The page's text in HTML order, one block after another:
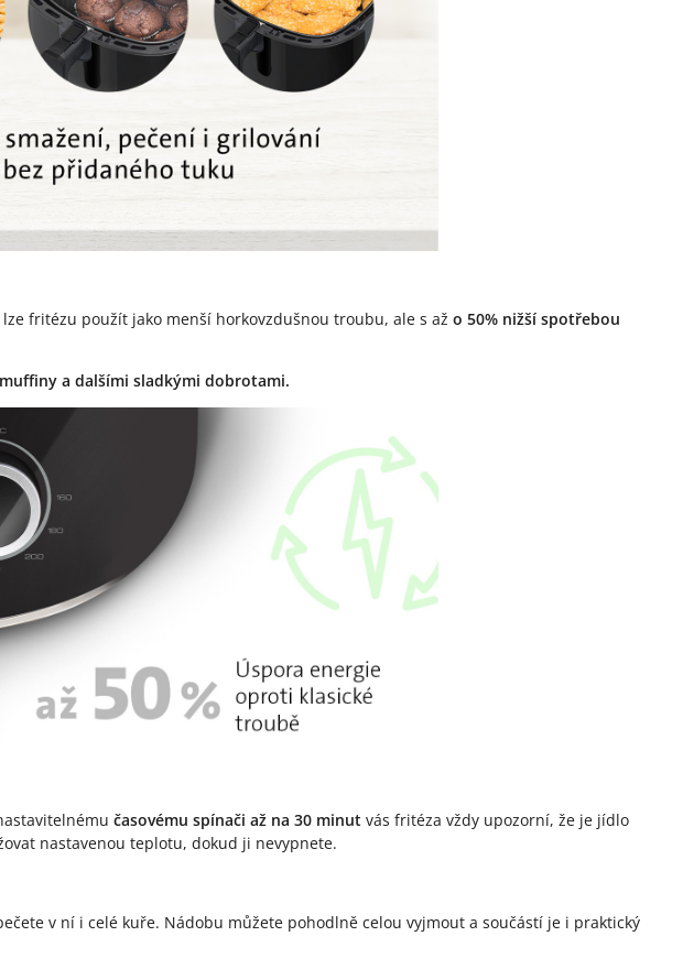
lze fritézu použít jako menší horkovzdušnou troubu, ale s až o 50% nižší spotřebou
a dalšími sladkými dobrotami.
časovému spínači až na 30 minut vás fritéza vždy upozorní, že je jídlo
nastavenou teplotu, dokud ji nevypnete.
v ní i celé kuře. Nádobu můžete pohodlně celou vyjmout a součástí je i praktický